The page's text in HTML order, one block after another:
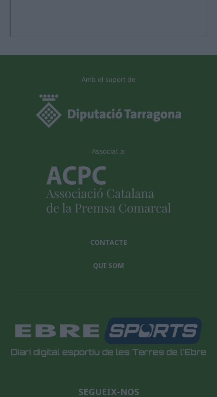
Amb el suport de
Associat a:
CONTACTE
QUI SOM
SEGUEIX-NOS